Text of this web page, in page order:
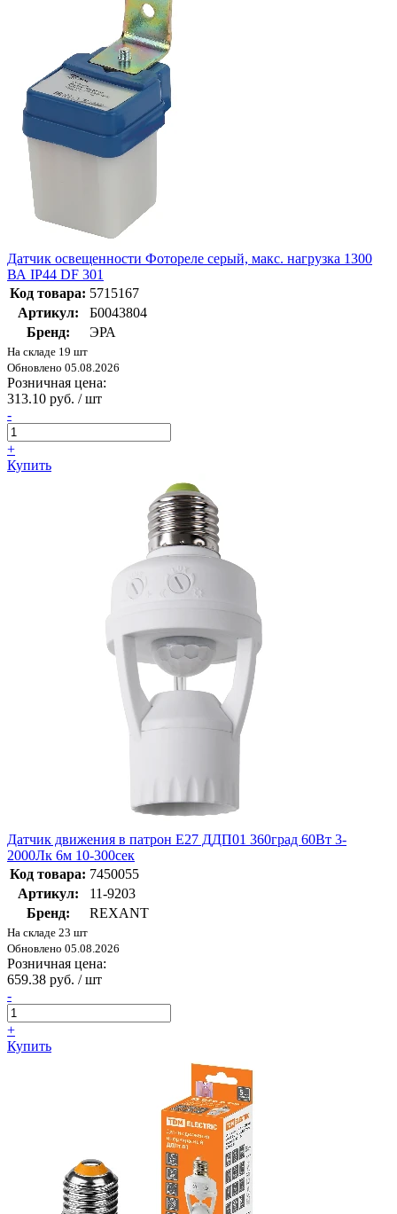
Датчик освещенности Фотореле серый, макс. нагрузка 1300
ВА IP44 DF 301
Код товара: 5715167
Артикул:
Б0043804
Бренд:
ЭРА
На складе 19 шт
Обновлено 05.08.2026
Розничная цена:
313.10 руб. / шт
-
+
Купить
Датчик движения в патрон E27 ДДП01 360град 60Вт 3-
2000Лк 6м 10-300сек
Код товара: 7450055
Артикул:
11-9203
Бренд:
REXANT
На складе 23 шт
Обновлено 05.08.2026
Розничная цена:
659.38 руб. / шт
-
+
Купить